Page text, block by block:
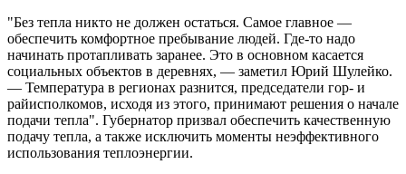
"Без тепла никто не должен остаться. Самое главное —
обеспечить комфортное пребывание людей. Где-то надо
начинать протапливать заранее. Это в основном касается
социальных объектов в деревнях, — заметил Юрий Шулейко.
— Температура в регионах разнится, председатели гор- и
райисполкомов, исходя из этого, принимают решения о начале
подачи тепла". Губернатор призвал обеспечить качественную
подачу тепла, а также исключить моменты неэффективного
использования теплоэнергии.